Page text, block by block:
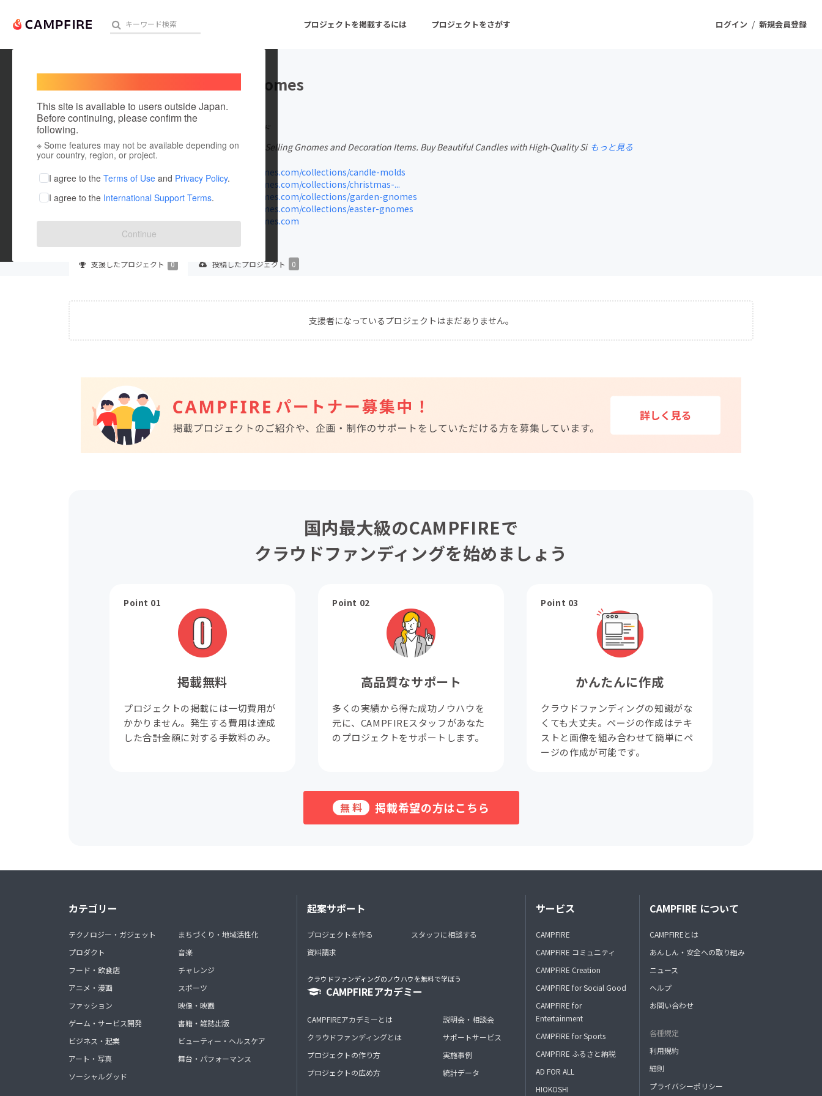
ログイン / 新規会員登録
プロジェクトを掲載するには プロジェクトをさがす
人気のプロジェクト
アート・写真 音楽 舞台・パフォーマンス
プロダクト
テクノロジー・ガジェット
ゲーム・サービス開発
映像・映画
書籍・雑誌出版
ビジネス・起業
チャレンジ
まちづくり・地域活性化
This site is available to users outside Japan.
Before continuing, please confirm the
following.
※ Some features may not be available depending on
your country, region, or project.
I agree to the Terms of Use and Privacy Policy.
I agree to the International Support Terms.
Continue
decognomes
在住国：米国
出身国：インド
Decognomes Selling Gnomes and Decoration Items. Buy Beautiful Candles with High-Quality Si もっと見る
decognomes.com/collections/candle-molds
decognomes.com/collections/christmas-...
decognomes.com/collections/garden-gnomes
decognomes.com/collections/easter-gnomes
decognomes.com
支援したプロジェクト 0 投稿したプロジェクト 0
支援者になっているプロジェクトはまだありません。
国内最大級のCAMPFIREで
クラウドファンディングを始めましょう
Point 01
掲載無料
プロジェクトの掲載には一切費用が
かかりません。発生する費用は達成
した合計金額に対する手数料のみ。
Point 02
高品質なサポート
多くの実績から得た成功ノウハウを
元に、CAMPFIREスタッフがあなた
のプロジェクトをサポートします。
Point 03
かんたんに作成
クラウドファンディングの知識がな
くても大丈夫。ページの作成はテキ
ストと画像を組み合わせて簡単にペ
ージの作成が可能です。
無料 掲載希望の方はこちら
カテゴリー
テクノロジー・ガジェット
プロダクト
フード・飲食店
アニメ・漫画
ファッション
ゲーム・サービス開発
ビジネス・起業
アート・写真
ソーシャルグッド
まちづくり・地域活性化
音楽
チャレンジ
スポーツ
映像・映画
書籍・雑誌出版
ビューティー・ヘルスケア
舞台・パフォーマンス
起案サポート
プロジェクトを作る
資料請求
スタッフに相談する
クラウドファンディングのノウハウを無料で学ぼう
CAMPFIREアカデミー
CAMPFIREアカデミーとは
クラウドファンディングとは
プロジェクトの作り方
プロジェクトの広め方
説明会・相談会
サポートサービス
実施事例
統計データ
サービス
CAMPFIRE
CAMPFIRE コミュニティ
CAMPFIRE Creation
CAMPFIRE for Social Good
CAMPFIRE for
Entertainment
CAMPFIRE for Sports
CAMPFIRE ふるさと納税
AD FOR ALL
HIOKOSHI
CAMPFIRE について
CAMPFIREとは
あんしん・安全への取り組み
ニュース
ヘルプ
お問い合わせ
各種規定
利用規約
細則
プライバシーポリシー